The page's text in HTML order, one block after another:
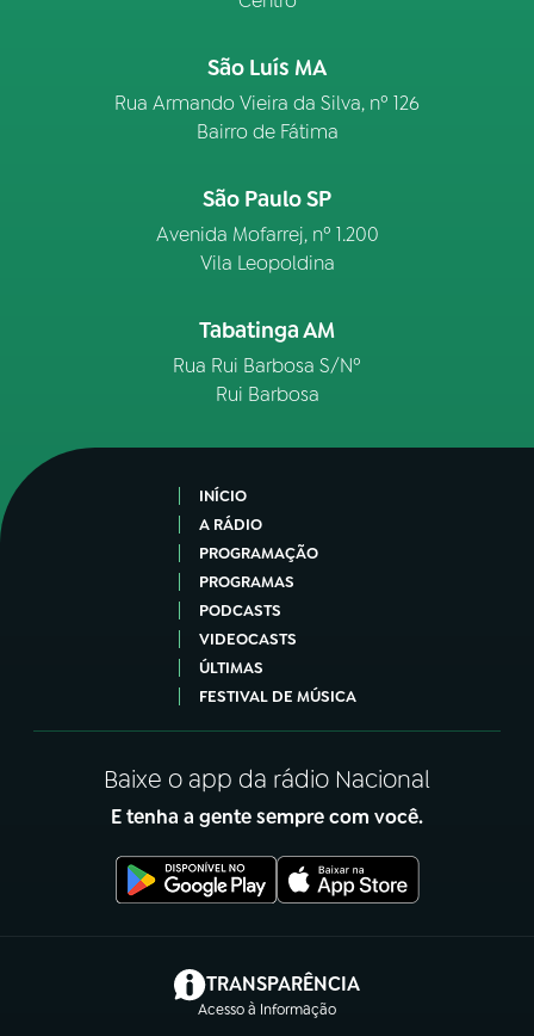
São Luís MA
Rua Armando Vieira da Silva, nº 126
Bairro de Fátima
São Paulo SP
Avenida Mofarrej, nº 1.200
Vila Leopoldina
Tabatinga AM
Rua Rui Barbosa S/Nº
Rui Barbosa
INÍCIO
A RÁDIO
PROGRAMAÇÃO
PROGRAMAS
PODCASTS
VIDEOCASTS
ÚLTIMAS
FESTIVAL DE MÚSICA
Baixe o app da rádio Nacional
E tenha a gente sempre com você.
TRANSPARÊNCIA
Acesso à Informação
(abre em nova aba)